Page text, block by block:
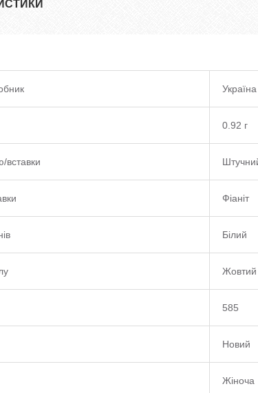
Україна
0.92 г
вставки
Фіаніт
Білий
Жовтий
585
Новий
Жіноча